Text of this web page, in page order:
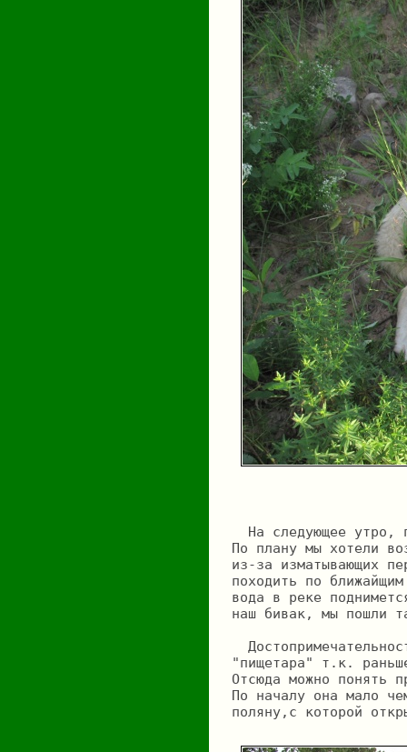
На следующее утро,
По плану мы хотели
из-за изматывающих
походить по
вода в реке
наш бивак, мы пошли
"пищетара" т.к.
Отсюда можно понять
По началу она мало
поляну,с которой